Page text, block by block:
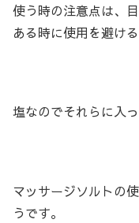
使う時の注意点は、
ある時に使用を避ける
塩なのでそれらに入
マッサージソルトの
うです。